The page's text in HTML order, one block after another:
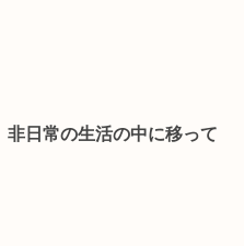
日常の生活の中に移って